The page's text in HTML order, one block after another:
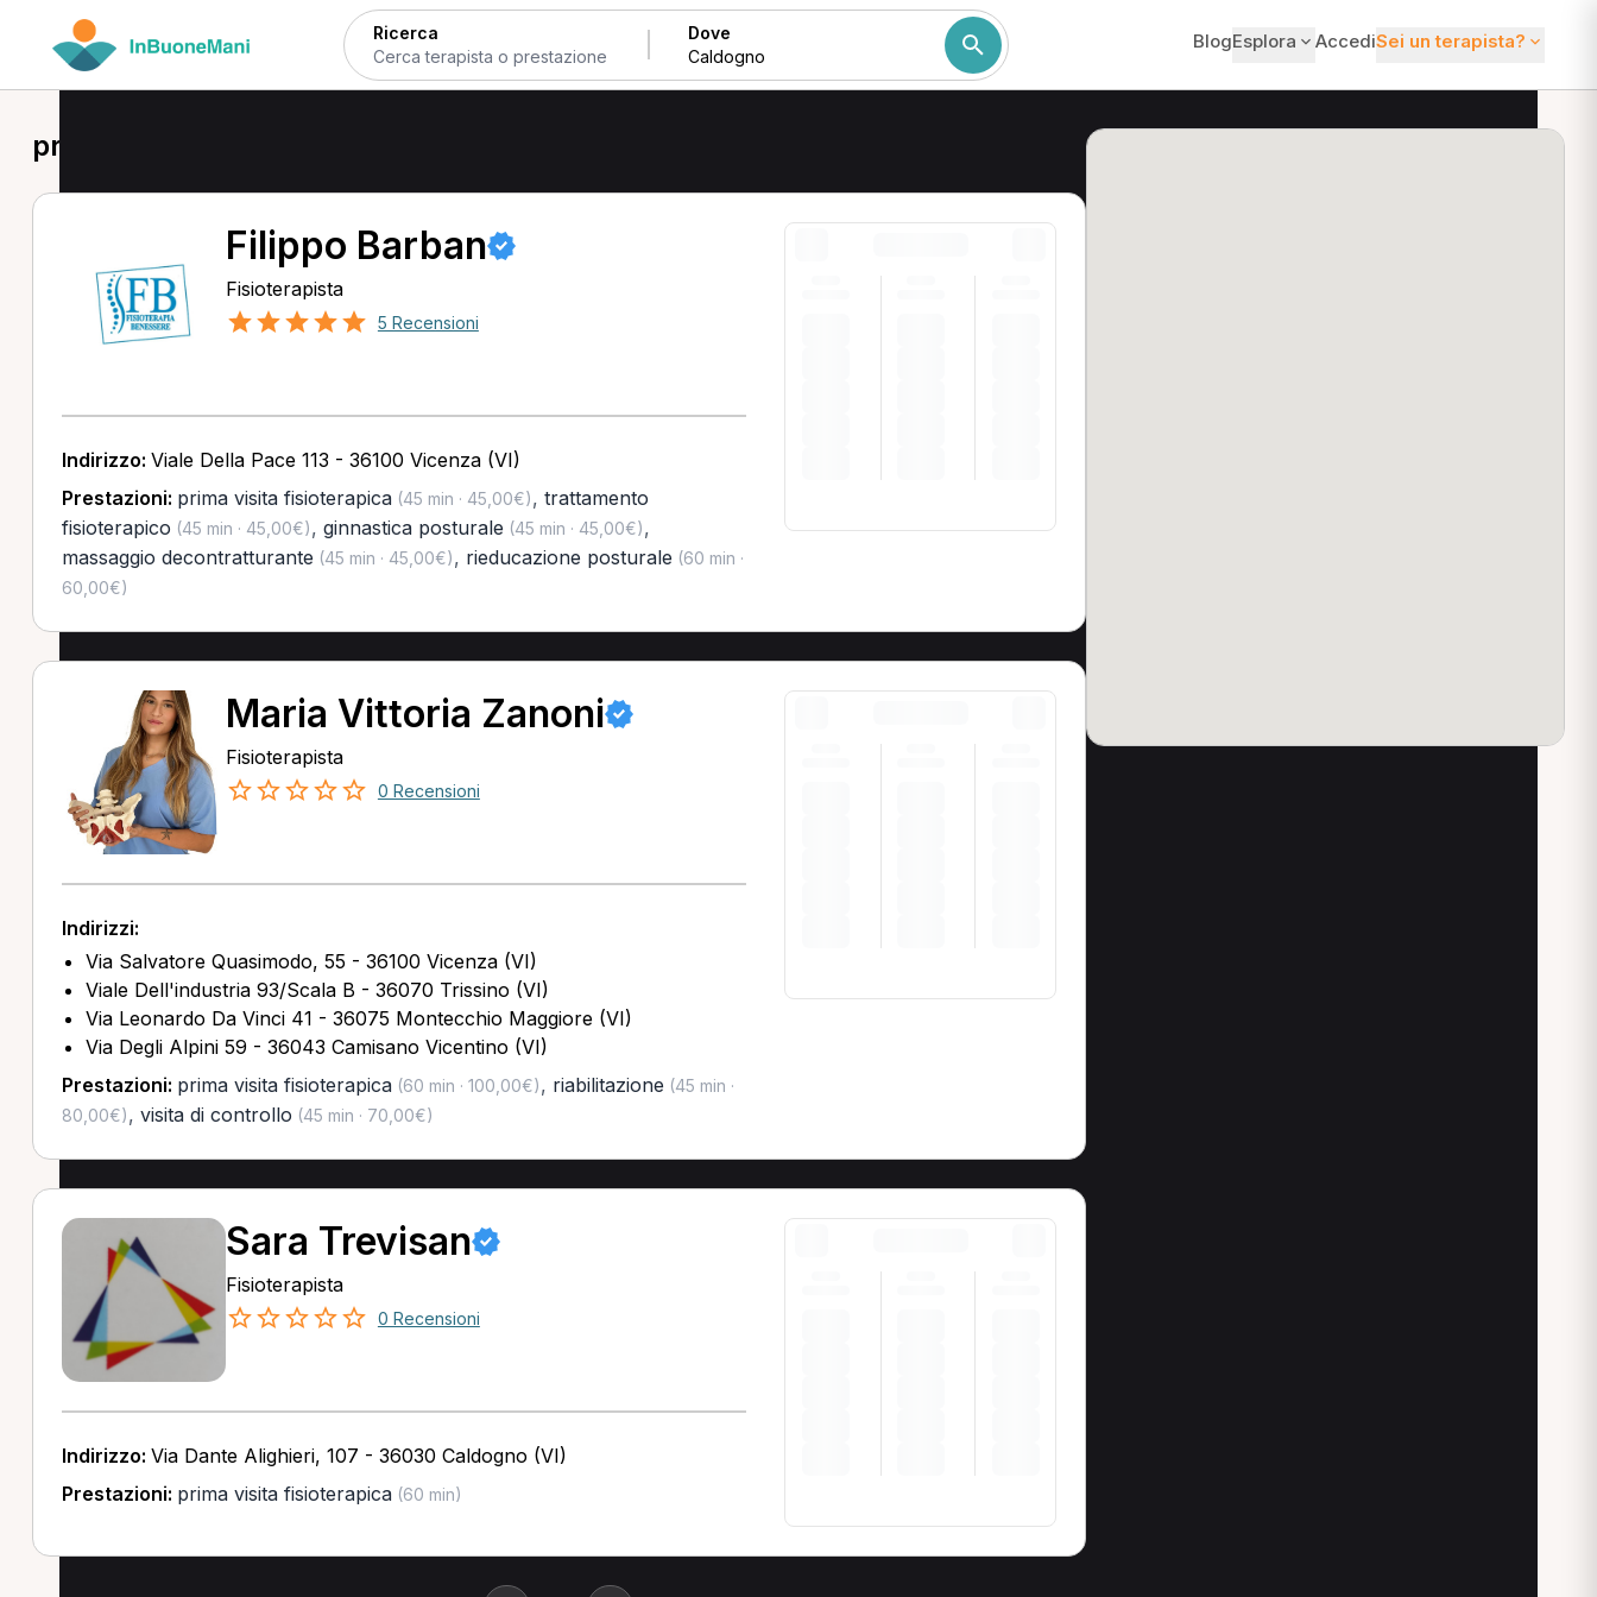
Ricerca Dove BlogEsplora AccediSei un terapista?
prima visita fisioterapica a Caldogno
Filippo Barban
Fisioterapista
5 Recensioni
Indirizzo: Viale Della Pace 113 - 36100 Vicenza (VI)
Prestazioni: prima visita fisioterapica(45 min · 45,00€), trattamento
fisioterapico (45 min · 45,00€), ginnastica posturale (45 min · 45,00€),
massaggio decontratturante (45 min · 45,00€), rieducazione posturale (60 min ·
60,00€)
Maria Vittoria Zanoni
Fisioterapista
0 Recensioni
Indirizzi:
Via Salvatore Quasimodo, 55 - 36100 Vicenza (VI)
Viale Dell'industria 93/Scala B - 36070 Trissino (VI)
Via Leonardo Da Vinci 41 - 36075 Montecchio Maggiore (VI)
Via Degli Alpini 59 - 36043 Camisano Vicentino (VI)
Prestazioni: prima visita fisioterapica(60 min · 100,00€), riabilitazione (45 min ·
80,00€), visita di controllo (45 min · 70,00€)
Sara Trevisan
Fisioterapista
0 Recensioni
Indirizzo: Via Dante Alighieri, 107 - 36030 Caldogno (VI)
Prestazioni: prima visita fisioterapica(60 min)